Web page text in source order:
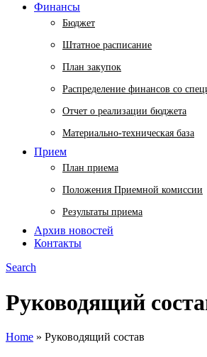
Финансы
Бюджет
Штатное расписание
План закупок
Распределение финансов со
Отчет о реализации бюджета
Материально-техническая база
Прием
План приема
Положения Приемной комиссии
Результаты приема
Архив новостей
Контакты
Search
Руководящий
Home » Руководящий состав